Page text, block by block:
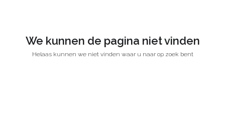
We kunnen de pagina niet vinden
Helaas kunnen we niet vinden waar u naar op zoek bent